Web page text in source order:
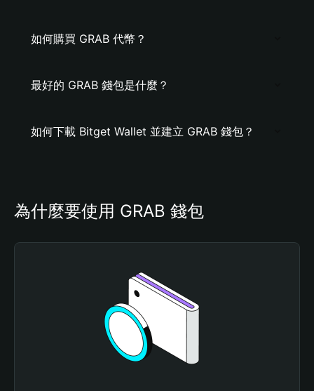
如何購買 GRAB 代幣？
最好的 GRAB 錢包是什麼？
如何下載 Bitget Wallet 並建立 GRAB 錢包？
為什麼要使用 GRAB 錢包